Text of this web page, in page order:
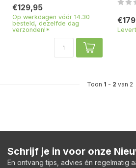
€129,95
Op werkdagen vóór 14.30
besteld, dezelfde dag
verzonden!*
Toon 1 - 2 van 2
Schrijf je in voor onze
En ontvang tips, advies én regelmatig